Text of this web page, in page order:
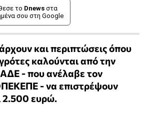
το Dnews στα
σου στη Google
και περιπτώσεις όπου
καλούνται από την
- που ανέλαβε τον
- να επιστρέψουν
2.500 ευρώ.